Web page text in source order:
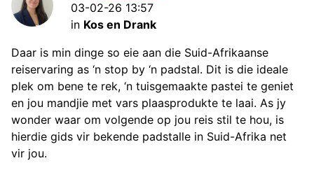
03-02-26 13:57
in Kos en Drank
Daar is min dinge so eie aan die Suid-Afrikaanse
reiservaring as ‘n stop by ‘n padstal. Dit is die ideale
plek om bene te rek, ‘n tuisgemaakte pastei te geniet
en jou mandjie met vars plaasprodukte te laai. As jy
wonder waar om volgende op jou reis stil te hou, is
hierdie gids vir bekende padstalle in Suid-Afrika net
vir jou.